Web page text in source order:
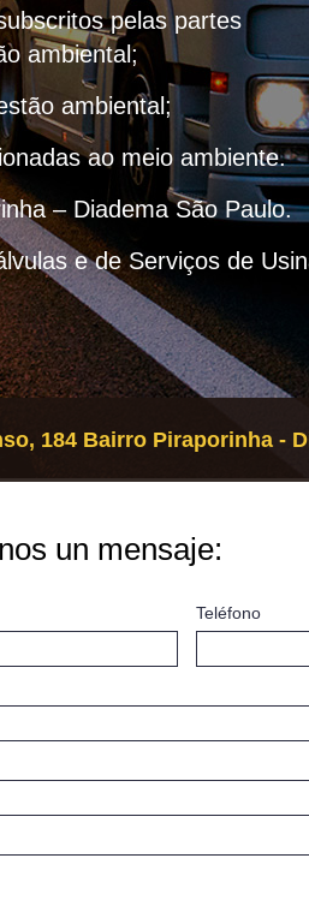
pelas partes
ambiental;
ambiental;
ao meio ambiente.
– Diadema São Paulo.
e de Serviços de
184 Bairro Piraporinha -
un mensaje:
Teléfono